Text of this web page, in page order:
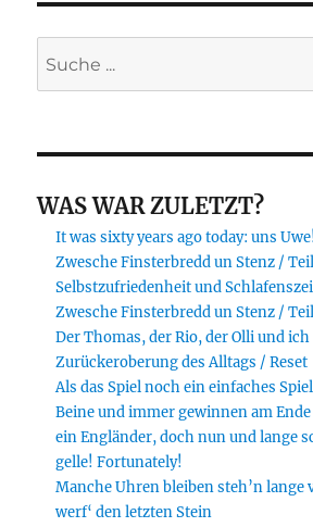
WAS WAR ZULETZT?
It was sixty years ago today: uns Uwe!
Zwesche Finsterbredd un Stenz /
Selbstzufriedenheit und
Zwesche Finsterbredd un Stenz /
Der Thomas, der Rio, der Olli und ich
Zurückeroberung des Alltags / Reset
Als das Spiel noch ein einfaches
Beine und immer gewinnen am
ein Engländer, doch nun und lange
gelle! Fortunately!
Manche Uhren bleiben steh’n lange
werf‘ den letzten Stein